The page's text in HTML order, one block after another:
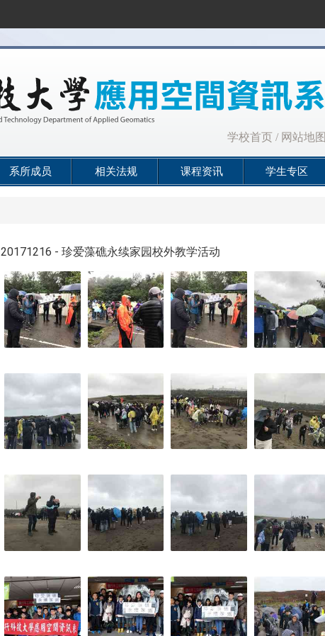
学校首页 / 网站地图
系所成员 相关法规 课程资讯 学生专区
20171216 - 珍爱藻礁永续家园校外教学活动